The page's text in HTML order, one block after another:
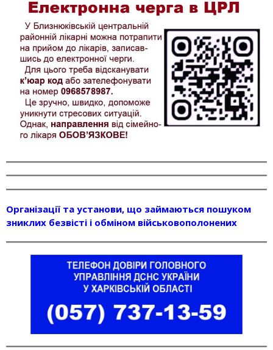
Організації та установи, що займаються пошуком
зниклих безвісті і обміном військовополонених